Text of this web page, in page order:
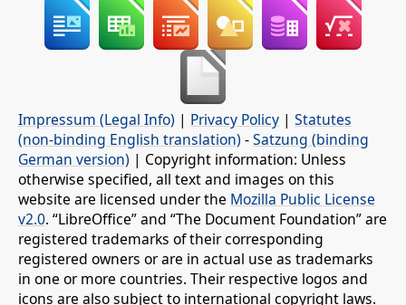
Impressum (Legal Info) | Privacy Policy | Statutes
(non-binding English translation) -Satzung (binding
German version) | Copyright information: Unless
otherwise specified, all text and images on this
website are licensed under the Mozilla Public License
v2.0. “LibreOffice” and “The Document Foundation” are
registered trademarks of their corresponding
registered owners or are in actual use as trademarks
in one or more countries. Their respective logos and
icons are also subject to international copyright laws.